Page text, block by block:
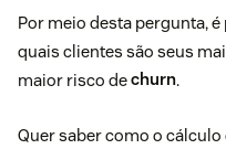
Por meio desta pergunta,
quais clientes são seus
maior risco dechurn.
Quer saber como o cálculo